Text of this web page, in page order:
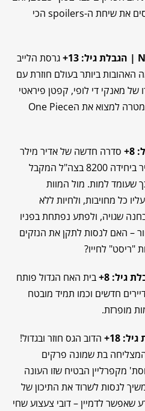
עדיין לא סיימתם, אתם מפספסים את שיחת ה-spoilers הכי
גרסת הלייב
ביותר בעולם חוזרת עם
של מאנקי די לופי, קפטן פיראטי
כובע הקש שיוצא להרפתקה במטרה למצוא את הOne Piece
סדרה חדשה של אדיר מילר
העוקבת אחר גידי, רב-סמל בכיר ביחידה 8200 בצה"ל המקבל
שעומד למות. מול המוות
כל מחויבות, ולחיות ללא
שגויה, ולפתע נפתחת בפניו
– האם לנסות לתקן את הנזקים
"ריסט" לחייו?
בית האח הגדול פותח
חדשים וכמו תמיד מובטח
מופרזת.
הדוב הגס חוזר ובגדול!
בת שמונה פרקים
ב-5 במרץ, וסת' מקפרליין הבטיח שזו העונה
לנסות לשרוד את התיכון של
הכי רע שאפשר לדמיין – דובי צעצוע שחי